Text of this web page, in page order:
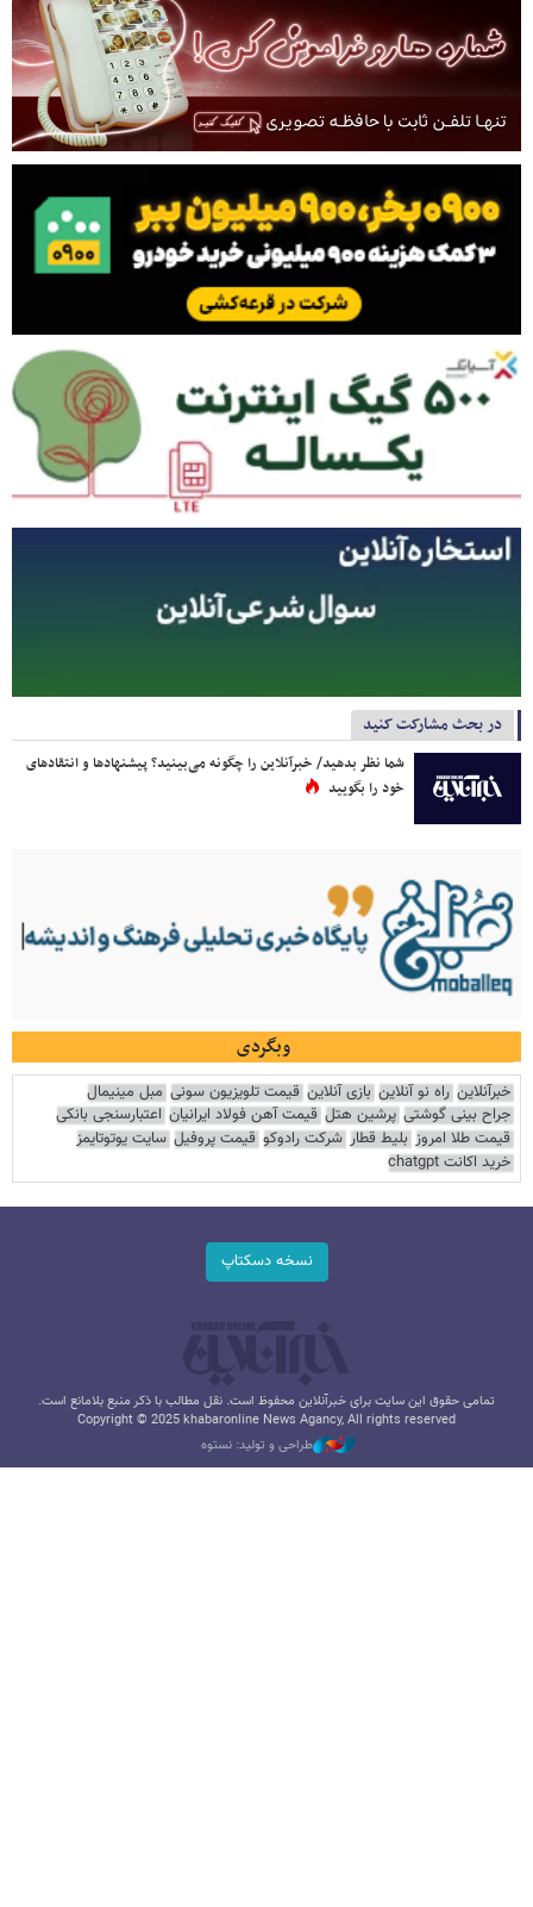
در بحث مشارکت کنید
شما نظر بدهید/ خبرآنلاین را چگونه می‌بینید؟ پیشنهادها و انتقادهای
خود را بگویید
وبگردی
خبرآنلاین راه نو آنلاین بازی آنلاین قیمت تلویزیون سونی مبل مینیمال
جراح بینی گوشتی پرشین هتل قیمت آهن فولاد ایرانیان اعتبارسنجی بانکی
قیمت طلا امروز بلیط قطار شرکت رادوکو قیمت پروفیل سایت یوتوتایمز
خرید اکانت chatgpt
نسخه دسکتاپ
تمامی حقوق این سایت برای خبرآنلاین محفوظ است. نقل مطالب با ذکر منبع بلامانع است.
Copyright © 2025 khabaronline News Agancy, All rights reserved
طراحی و تولید: نستوه